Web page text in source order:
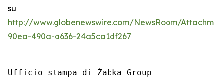
su
http://www.globenewswire.com/NewsRoom/
90ea-490a-a636-24a5ca1df267
Ufficio stampa di Żabka Group